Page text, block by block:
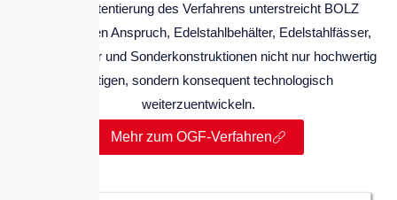
Mit der Patentierung des Verfahrens unterstreicht BOLZ
INTEC seinen Anspruch, Edelstahlbehälter, Edelstahlfässer,
Druckbehälter und Sonderkonstruktionen nicht nur hochwertig
zu fertigen, sondern konsequent technologisch
weiterzuentwickeln.
Mehr zum OGF-Verfahren